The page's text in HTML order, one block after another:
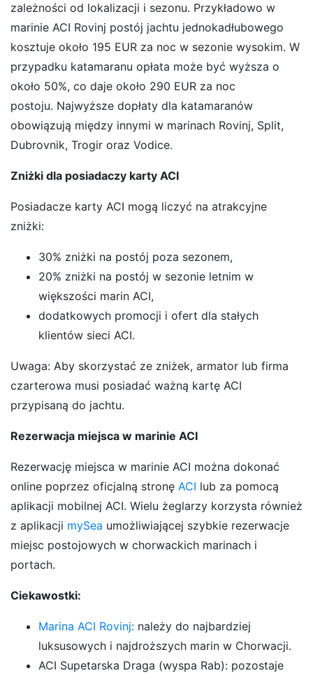
zależności od lokalizacji i sezonu. Przykładowo w
marinie ACI Rovinj postój jachtu jednokadłubowego
kosztuje około 195 EUR za noc w sezonie wysokim. W
przypadku katamaranu opłata może być wyższa o
około 50%, co daje około 290 EUR za noc
postoju. Najwyższe dopłaty dla katamaranów
obowiązują między innymi w marinach Rovinj, Split,
Dubrovnik, Trogir oraz Vodice.
Zniżki dla posiadaczy karty ACI
Posiadacze karty ACI mogą liczyć na atrakcyjne
zniżki:
30% zniżki na postój poza sezonem,
20% zniżki na postój w sezonie letnim w
większości marin ACI,
dodatkowych promocji i ofert dla stałych
klientów sieci ACI.
Uwaga: Aby skorzystać ze zniżek, armator lub firma
czarterowa musi posiadać ważną kartę ACI
przypisaną do jachtu.
Rezerwacja miejsca w marinie ACI
Rezerwację miejsca w marinie ACI można dokonać
online poprzez oficjalną stronę ACI lub za pomocą
aplikacji mobilnej ACI. Wielu żeglarzy korzysta również
z aplikacji mySea umożliwiającej szybkie rezerwacje
miejsc postojowych w chorwackich marinach i
portach.
Ciekawostki:
Marina ACI Rovinj: należy do najbardziej
luksusowych i najdroższych marin w Chorwacji.
ACI Supetarska Draga (wyspa Rab): pozostaje